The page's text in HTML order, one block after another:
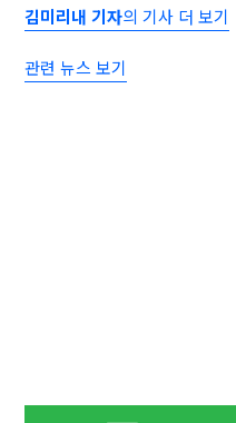
김미리내 기자의 기사 더 보기
관련 뉴스 보기